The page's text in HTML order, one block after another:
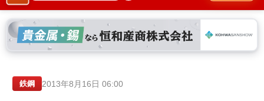
鉄鋼 2013年8月16日 06:00